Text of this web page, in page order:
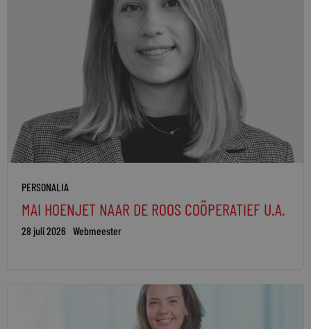
PERSONALIA
MAI HOENJET NAAR DE ROOS COÖPERATIEF U.A.
28 juli 2026 Webmeester